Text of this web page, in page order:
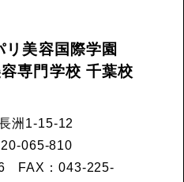
リ美容国際学園
専門学校 千葉校
洲1-15-12
065-810
FAX：043-225-